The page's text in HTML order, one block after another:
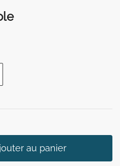
au panier